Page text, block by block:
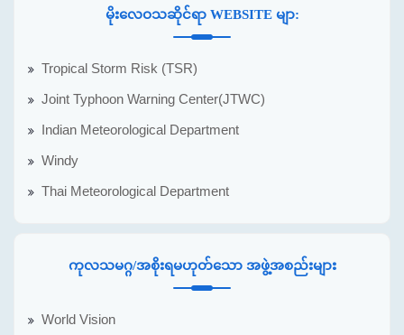
မိုးလေဝသဆိုင်ရာ WEBSITE မျာ:
Tropical Storm Risk (TSR)
Joint Typhoon Warning Center(JTWC)
Indian Meteorological Department
Windy
Thai Meteorological Department
ကုလသမဂ္ဂ/အစိုးရမဟုတ်သော အဖွဲ့အစည်းများ
World Vision